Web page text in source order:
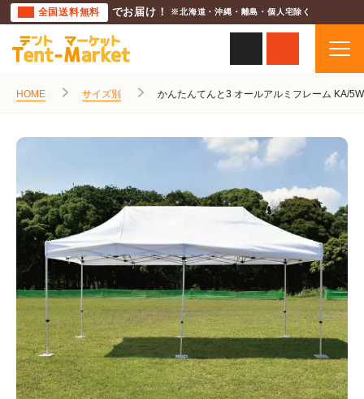
全国送料無料 でお届け！ ※北海道・沖縄・離島・個人宅除く
HOME サイズ別 かんたんてんと3 オールアルミフレーム KA/